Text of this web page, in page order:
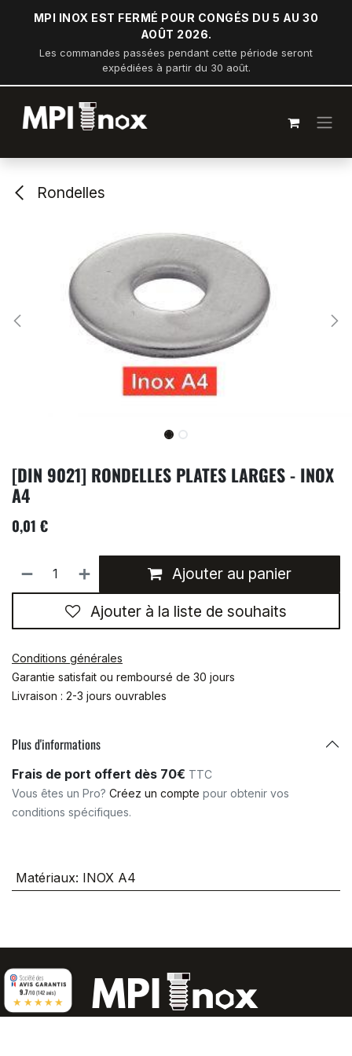
Se rendre au contenu
MPI INOX EST FERMÉ POUR CONGÉS DU 5 AU 30
AOÛT 2026.
Les commandes passées pendant cette période seront
expédiées à partir du 30 août.
Rondelles
[DIN 9021] RONDELLES PLATES LARGES - INOX
A4
0,01 €
Ajouter au panier
Ajouter à la liste de souhaits
Conditions générales
Garantie satisfait ou remboursé de 30 jours
Livraison : 2-3 jours ouvrables
Plus d'informations
Frais de port offert dès 70€ TTC
Vous êtes un Pro? Créez un compte pour obtenir vos
conditions spécifiques.
Matériaux: INOX A4
9.7/10 (142 avis)
★★★★★